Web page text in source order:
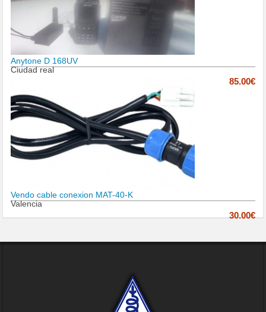
Anytone D 168UV
Ciudad real
85.00€
Vendo cable conexion MAT-40-K
Valencia
30.00€